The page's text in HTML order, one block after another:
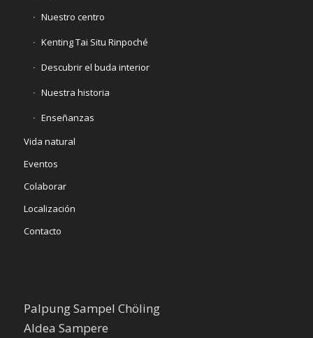
Nuestro centro
Kenting Tai Situ Rinpoché
Descubrir el buda interior
Nuestra historia
Enseñanzas
Vida natural
Eventos
Colaborar
Localización
Contacto
Palpung Sampel Chöling
Aldea Sampere